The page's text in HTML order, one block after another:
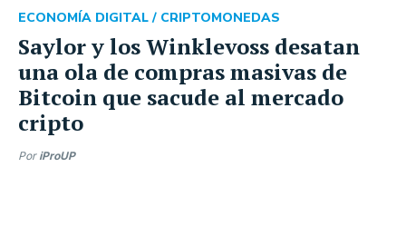
Saylor y los Winklevoss desatan
una ola de compras masivas de
Bitcoin que sacude al mercado
cripto
ECONOMÍA DIGITAL / CRIPTOMONEDAS
Por iProUP